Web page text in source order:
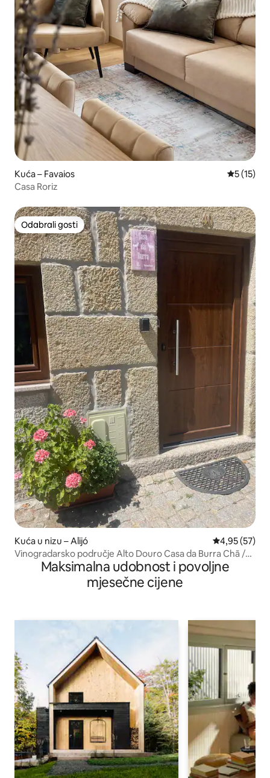
Kuća – Favaios Prosječna
5 (15)
Casa Roriz
Odabrali gosti
Odabrali gosti
Kuća u nizu – Alijó Prosječna
4,95 (57)
Vinogradarsko područje Alto Douro Casa da Burra Chã /
Maksimalna udobnost i povoljne
mjesečne cijene